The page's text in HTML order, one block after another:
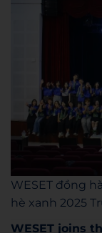
WESET đồng
hè xanh 2025
WESET joins